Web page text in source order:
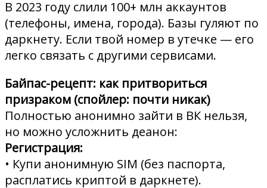
В 2023 году слили 100+ млн аккаунтов
(телефоны, имена, города). Базы гуляют по
даркнету. Если твой номер в утечке — его
легко связать с другими сервисами.
Байпас-рецепт: как притвориться
призраком (спойлер: почти никак)
Полностью анонимно зайти в ВК нельзя,
но можно усложнить деанон:
Регистрация:
• Купи анонимную SIM (без паспорта,
расплатись криптой в даркнете).